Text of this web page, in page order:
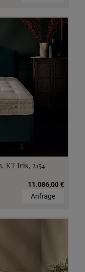
KT Iris, 2154
11.086,00 €
Anfrage